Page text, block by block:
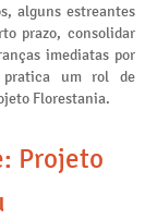
alguns estreantes
prazo, consolidar
imediatas por
pratica um rol de
Florestania.
Projeto